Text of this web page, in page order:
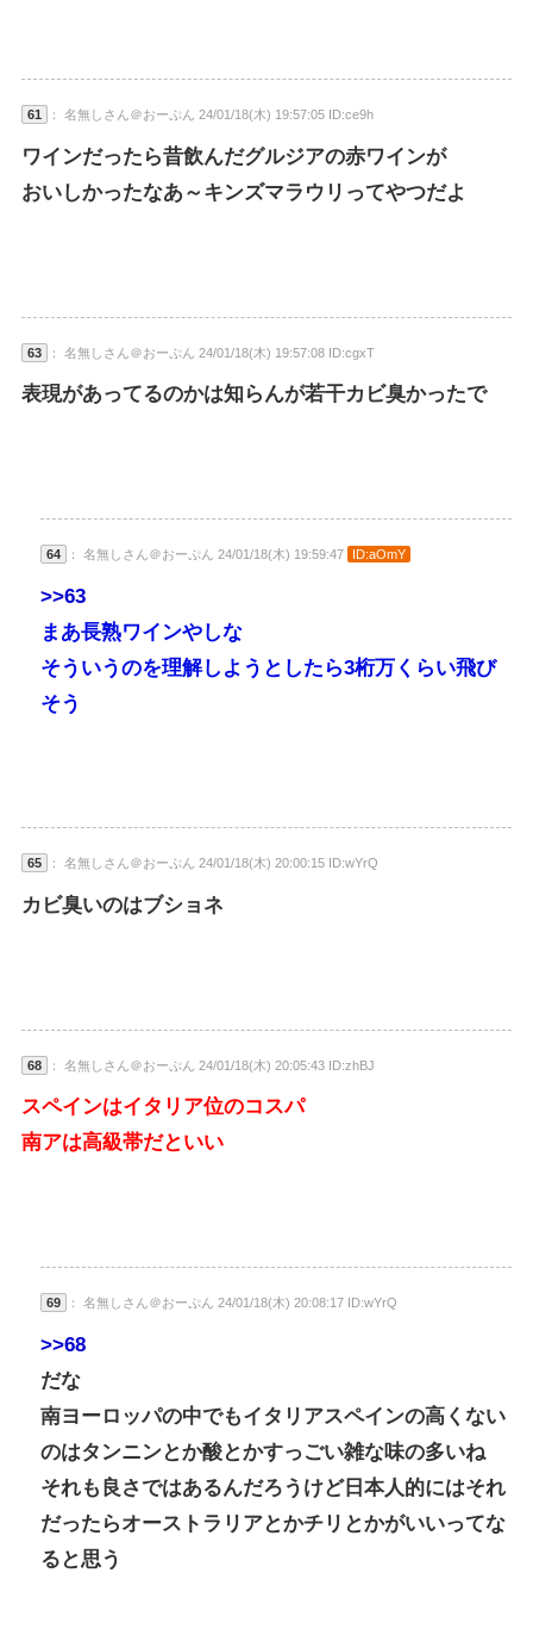
61 ： 名無しさん＠おーぷん 24/01/18(木) 19:57:05 ID:ce9h
ワインだったら昔飲んだグルジアの赤ワインが
おいしかったなあ～キンズマラウリってやつだよ
63 ： 名無しさん＠おーぷん 24/01/18(木) 19:57:08 ID:cgxT
表現があってるのかは知らんが若干カビ臭かったで
64 ： 名無しさん＠おーぷん 24/01/18(木) 19:59:47 ID:aOmY
>>63
まあ長熟ワインやしな
そういうのを理解しようとしたら3桁万くらい飛び
そう
65 ： 名無しさん＠おーぷん 24/01/18(木) 20:00:15 ID:wYrQ
カビ臭いのはブショネ
68 ： 名無しさん＠おーぷん 24/01/18(木) 20:05:43 ID:zhBJ
スペインはイタリア位のコスパ
南アは高級帯だといい
69 ： 名無しさん＠おーぷん 24/01/18(木) 20:08:17 ID:wYrQ
>>68
だな
南ヨーロッパの中でもイタリアスペインの高くない
のはタンニンとか酸とかすっごい雑な味の多いね
それも良さではあるんだろうけど日本人的にはそれ
だったらオーストラリアとかチリとかがいいってな
ると思う